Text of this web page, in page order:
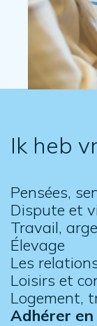
Ik heb
Pensées,
Dispute et
Travail,
Élevage
Les
Loisirs et
Logement,
Adhérer en